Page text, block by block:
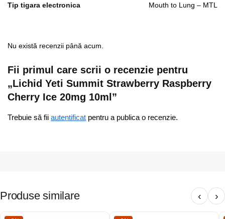
Tip tigara electronica Mouth to Lung – MTL
Nu există recenzii până acum.
Fii primul care scrii o recenzie pentru
„Lichid Yeti Summit Strawberry Raspberry
Cherry Ice 20mg 10ml”
Trebuie să fii autentificat pentru a publica o recenzie.
Produse similare ‹ ›